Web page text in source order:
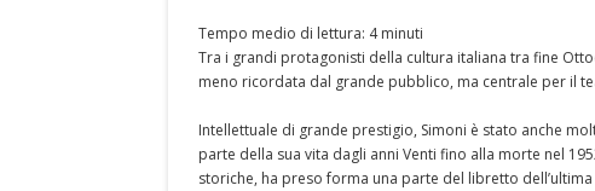
Tempo medio di lettura: 4 minuti
Tra i grandi protagonisti della cultura italiana tra fine
meno ricordata dal grande pubblico, ma centrale per il
Intellettuale di grande prestigio, Simoni è stato anche
parte della sua vita dagli anni Venti fino alla morte nel
storiche, ha preso forma una parte del libretto